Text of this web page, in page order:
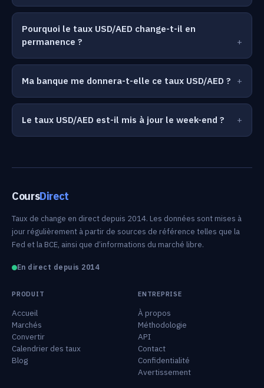
Pourquoi le taux USD/AED change-t-il en
permanence ?
Ma banque me donnera-t-elle ce taux USD/AED ?
Le taux USD/AED est-il mis à jour le week-end ?
CoursDirect
Taux de change en direct depuis 2014. Les données sont mises à
jour régulièrement à partir de sources de référence telles que la
Fed et la BCE, ainsi que d’informations du marché libre.
En direct depuis 2014
PRODUIT
Accueil
Marchés
Convertir
Calendrier des taux
Blog
ENTREPRISE
À propos
Méthodologie
API
Contact
Confidentialité
Avertissement